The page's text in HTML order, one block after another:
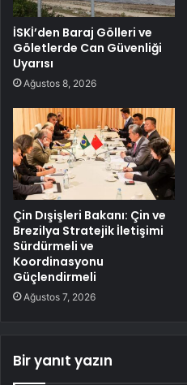
İSKİ’den Baraj Gölleri ve
Göletlerde Can Güvenliği
Uyarısı
Ağustos 8, 2026
Çin Dışişleri Bakanı: Çin ve
Brezilya Stratejik İletişimi
Sürdürmeli ve
Koordinasyonu
Güçlendirmeli
Ağustos 7, 2026
Bir yanıt yazın